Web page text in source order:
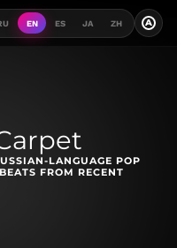
EN ES JA ZH A
LANGUAGE POP
FROM RECENT